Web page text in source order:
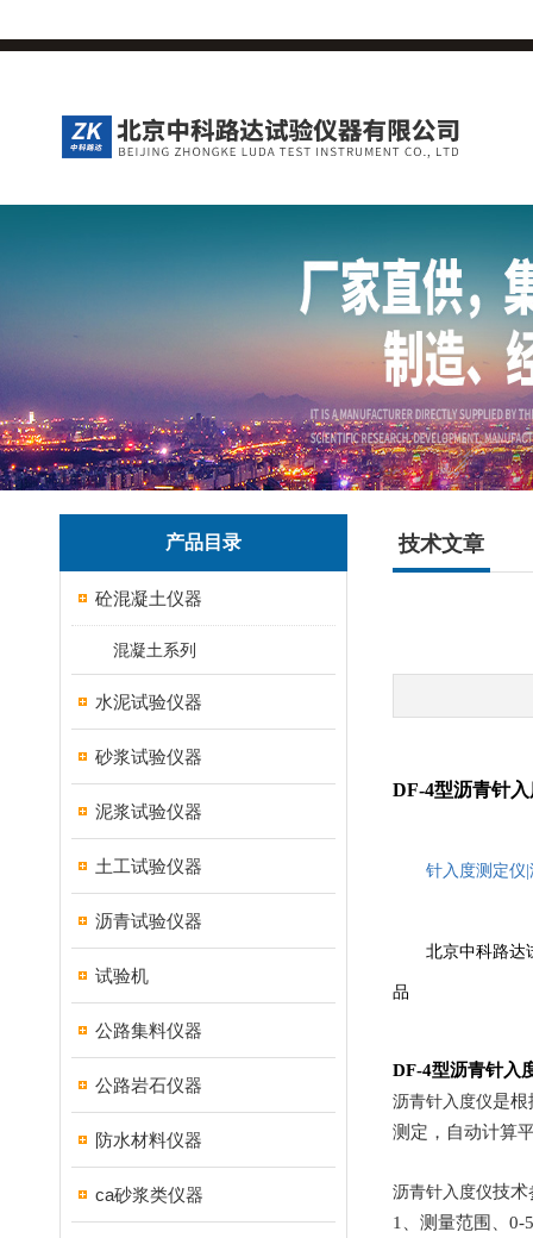
产品目录
砼混凝土仪器
混凝土系列
水泥试验仪器
砂浆试验仪器
泥浆试验仪器
土工试验仪器
沥青试验仪器
试验机
公路集料仪器
公路岩石仪器
防水材料仪器
ca砂浆类仪器
技术文章
DF-4型沥青针
针入度测定仪
北京中科路达
品
DF-4型沥青针入
沥青针入度仪是
测定，自动计算
沥青针入度仪技术
1
测量范围、 0-